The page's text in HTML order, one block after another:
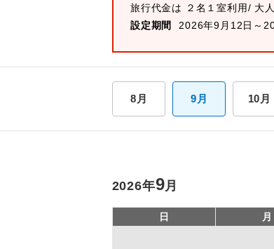
旅行代金は ２名１室利用/ 大
設定期間
2026年9月12日～
8月 9月 10月
2026年9月
日 月